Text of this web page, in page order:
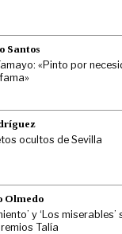
Santos
«Pinto por
ocultos de Sevilla
Olmedo
y ‘Los
Talía